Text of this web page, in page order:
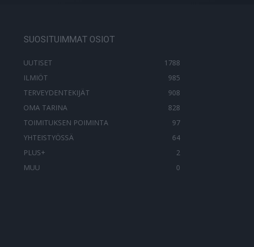
SUOSITUIMMAT OSIOT
UUTISET
1788
ILMIÖT
985
TERVEYDENTEKIJÄT
908
OMA TARINA
828
TOIMITUKSEN POIMINTA
97
YHTEISTYÖSSÄ
64
PLUS+
2
MUU
0